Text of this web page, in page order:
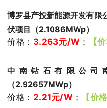
博罗县产投新能源开发有
伏项目（2.1086MWp）
价格： 3.263元/W ； 【
中南钻石有限公司
（2.92657MWp）
价格： 2.21元/W ； 【价